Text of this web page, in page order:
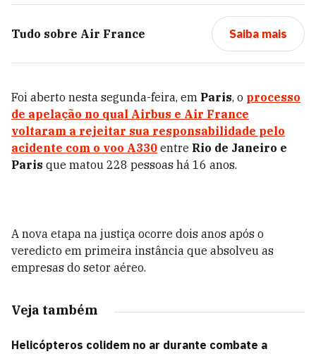
Tudo sobre Air France Saiba mais
Foi aberto nesta segunda-feira, em Paris, o processo
de apelação no qual Airbus e Air France
voltaram a rejeitar sua responsabilidade pelo
acidente com o voo A330 entre Rio de Janeiro e
Paris que matou 228 pessoas há 16 anos.
A nova etapa na justiça ocorre dois anos após o
veredicto em primeira instância que absolveu as
empresas do setor aéreo.
Veja também
Helicópteros colidem no ar durante combate a